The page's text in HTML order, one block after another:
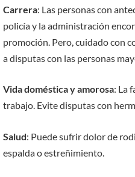
Carrera: Las personas con
policía y la administración
promoción. Pero, cuidado con
a disputas con las personas
Vida doméstica y amorosa: La
trabajo. Evite disputas con
Salud: Puede sufrir dolor de
espalda o estreñimiento.